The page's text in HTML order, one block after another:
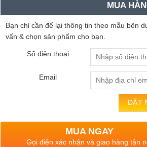
MUA
Bạn chỉ cần để lại thông tin theo mẫu bên
vấn & chọn sản phẩm cho bạn.
Số điện thoại
Email
MUA NGAY
Gọi điện xác nhận và giao hàng tận